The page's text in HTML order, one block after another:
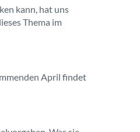
kann, hat uns
Thema im
April findet